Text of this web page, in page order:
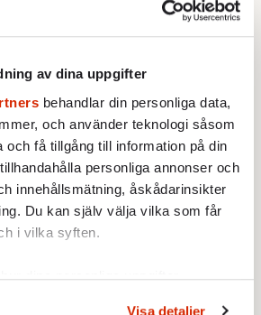
av dina uppgifter
behandlar din personliga data,
och använder teknologi såsom
och få tillgång till information på din
personliga annonser och
innehållsmätning, åskådarinsikter
Du kan själv välja vilka som får
i vilka syften.
dina personliga uppgifter
Visa detaljer
till Rubkona våren 2001 för
med Ian Lundin (vi tog
så än en gång såg vi
hade striderna förflyttat
vilket hade möjliggjort
vägen. Byns invånarantal
Folk hade flytt undan